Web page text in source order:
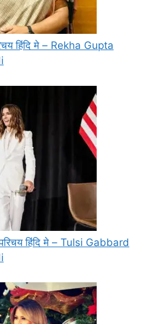
हिंदि मे – Rekha Gupta
हिंदि मे – Tulsi Gabbard